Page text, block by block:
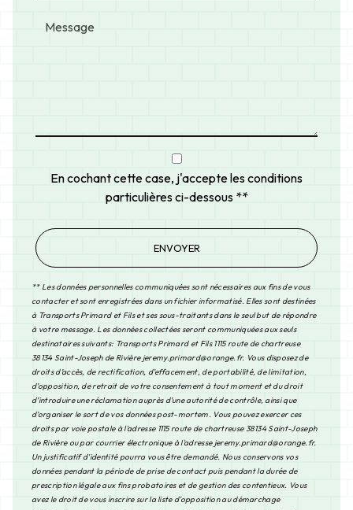
En cochant cette case, j'accepte les conditions
particulières ci-dessous **
ENVOYER
** Les données personnelles communiquées sont nécessaires aux fins de vous
contacter et sont enregistrées dans un fichier informatisé. Elles sont destinées
à Transports Primard et Fils et ses sous-traitants dans le seul but de répondre
à votre message. Les données collectées seront communiquées aux seuls
destinataires suivants: Transports Primard et Fils 1115 route de chartreuse
38134 Saint-Joseph de Rivière jeremy.primard@orange.fr. Vous disposez de
droits d’accès, de rectification, d’effacement, de portabilité, de limitation,
d’opposition, de retrait de votre consentement à tout moment et du droit
d’introduire une réclamation auprès d’une autorité de contrôle, ainsi que
d’organiser le sort de vos données post-mortem. Vous pouvez exercer ces
droits par voie postale à l'adresse 1115 route de chartreuse 38134 Saint-Joseph
de Rivière ou par courrier électronique à l'adresse jeremy.primard@orange.fr.
Un justificatif d'identité pourra vous être demandé. Nous conservons vos
données pendant la période de prise de contact puis pendant la durée de
prescription légale aux fins probatoires et de gestion des contentieux. Vous
avez le droit de vous inscrire sur la liste d'opposition au démarchage